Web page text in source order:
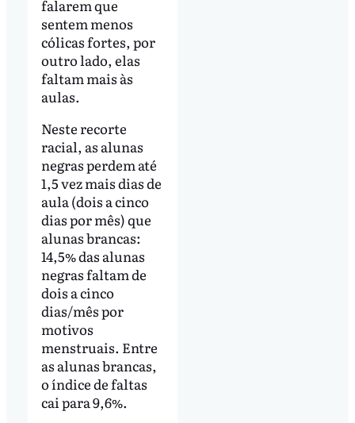
falarem que
sentem menos
cólicas fortes, por
outro lado, elas
faltam mais às
aulas.
Neste recorte
racial, as alunas
negras perdem até
1,5 vez mais dias de
aula (dois a cinco
dias por mês) que
alunas brancas:
14,5% das alunas
negras faltam de
dois a cinco
dias/mês por
motivos
menstruais. Entre
as alunas brancas,
o índice de faltas
cai para 9,6%.